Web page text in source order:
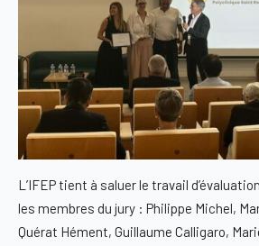
L’IFEP tient à saluer le travail
les membres du jury : Philippe Michel,
Quérat Hément, Guillaume Calligaro,